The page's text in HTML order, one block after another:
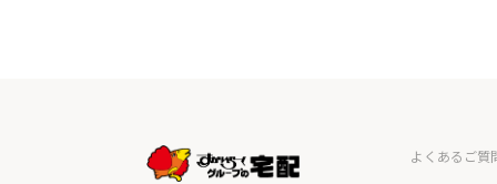
よくあるご質